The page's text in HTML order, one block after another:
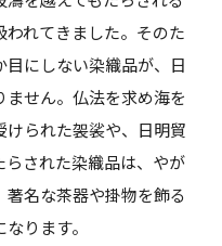
れてきました。そのた
にしない染織品が、日
せん。仏法を求め海を
られた袈裟や、日明貿
された染織品は、やが
名な茶器や掛物を飾る
ります。